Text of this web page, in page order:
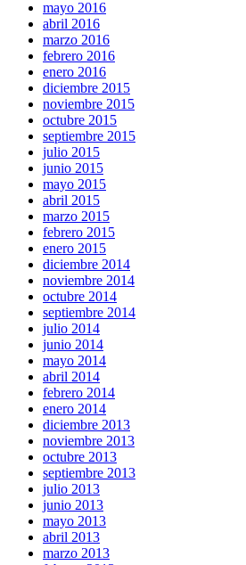
mayo 2016
abril 2016
marzo 2016
febrero 2016
enero 2016
diciembre 2015
noviembre 2015
octubre 2015
septiembre 2015
julio 2015
junio 2015
mayo 2015
abril 2015
marzo 2015
febrero 2015
enero 2015
diciembre 2014
noviembre 2014
octubre 2014
septiembre 2014
julio 2014
junio 2014
mayo 2014
abril 2014
febrero 2014
enero 2014
diciembre 2013
noviembre 2013
octubre 2013
septiembre 2013
julio 2013
junio 2013
mayo 2013
abril 2013
marzo 2013